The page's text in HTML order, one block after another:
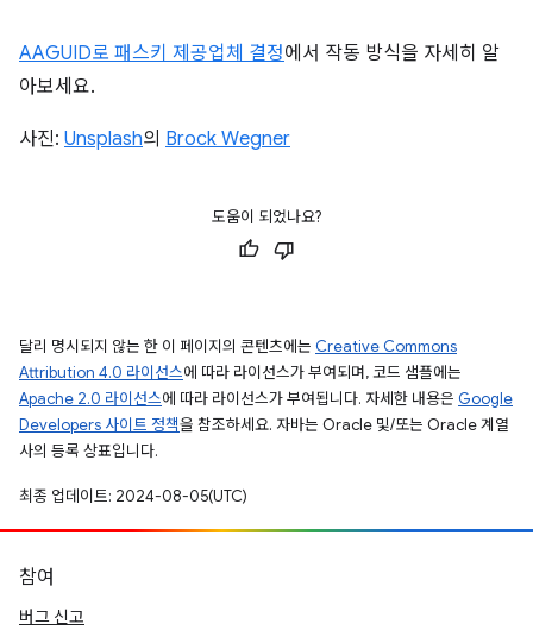
AAGUID로 패스키 제공업체 결정에서 작동 방식을 자세히 알
아보세요.
사진: Unsplash의 Brock Wegner
도움이 되었나요?
달리 명시되지 않는 한 이 페이지의 콘텐츠에는 Creative Commons
Attribution 4.0 라이선스에 따라 라이선스가 부여되며, 코드 샘플에는
Apache 2.0 라이선스에 따라 라이선스가 부여됩니다. 자세한 내용은 Google
Developers 사이트 정책을 참조하세요. 자바는 Oracle 및/또는 Oracle 계열
사의 등록 상표입니다.
최종 업데이트: 2024-08-05(UTC)
참여
버그 신고